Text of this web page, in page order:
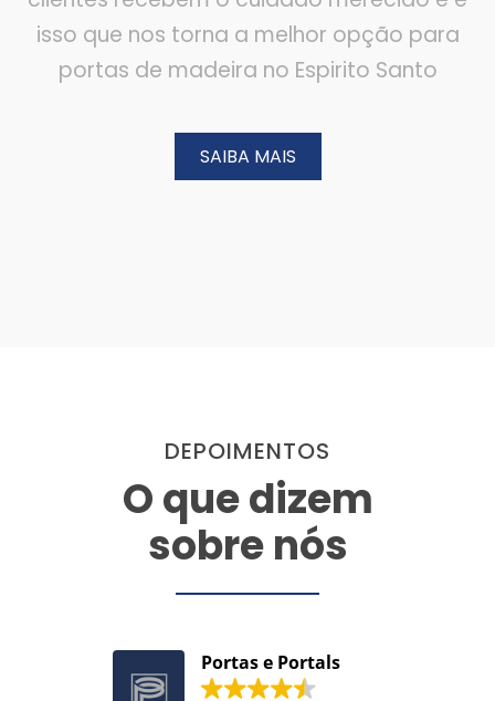
isso que nos torna a melhor opção para
portas de madeira no Espirito Santo
SAIBA MAIS
DEPOIMENTOS
O que dizem
sobre nós
Portas e Portals